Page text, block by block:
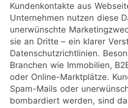
Kundenkontakte aus
Unternehmen nutzen diese
unerwünschte
sie an Dritte – ein klarer
Datenschutzrichtlinien.
Branchen wie Immobilien,
oder Online-Marktplätze.
Spam-Mails oder
bombardiert werden, sind